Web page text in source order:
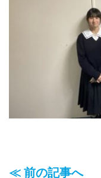
≪ 前の記事へ